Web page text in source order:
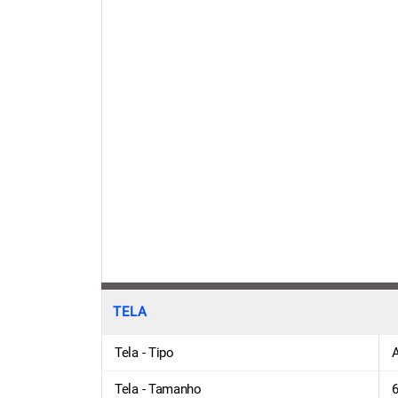
TELA
Tela - Tipo
Tela - Tamanho